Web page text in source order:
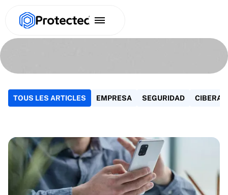
TOUS LES ARTICLES EMPRESA SEGURIDAD